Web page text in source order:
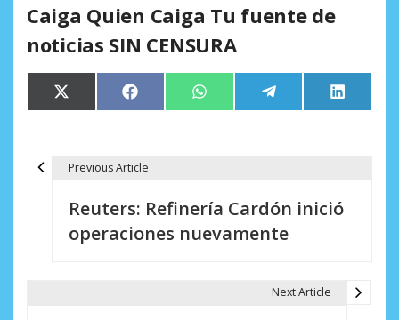
Caiga Quien Caiga Tu fuente de
noticias SIN CENSURA
Compartir
en
X
(Twitter)
Compartir
en
Facebook Compartir
en
WhatsApp Compartir
en
Telegram
en
LinkedIn
Previous Article
Reuters: Refinería Cardón inició
operaciones nuevamente
Next Article